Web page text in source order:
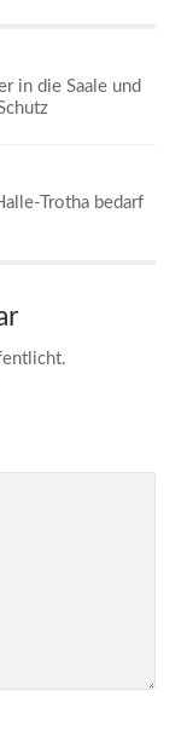
in die Saale und
Trotha bedarf